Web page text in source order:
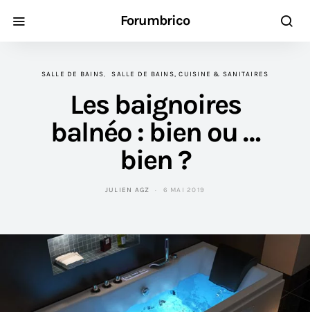
Forumbrico
SALLE DE BAINS SALLE DE BAINS, CUISINE & SANITAIRES
Les baignoires
balnéo : bien ou …
bien ?
JULIEN AGZ 6 MAI 2019